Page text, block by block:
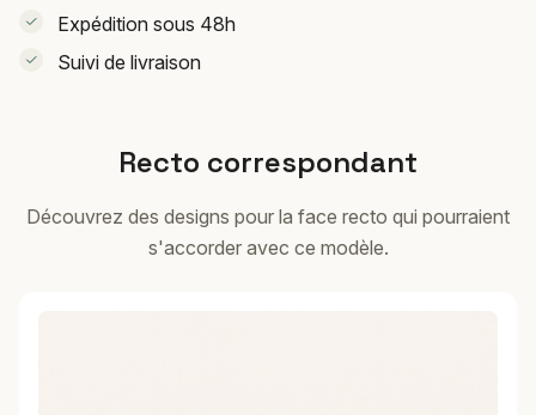
Expédition sous 48h
Suivi de livraison
Recto correspondant
Découvrez des designs pour la face recto qui pourraient
s'accorder avec ce modèle.